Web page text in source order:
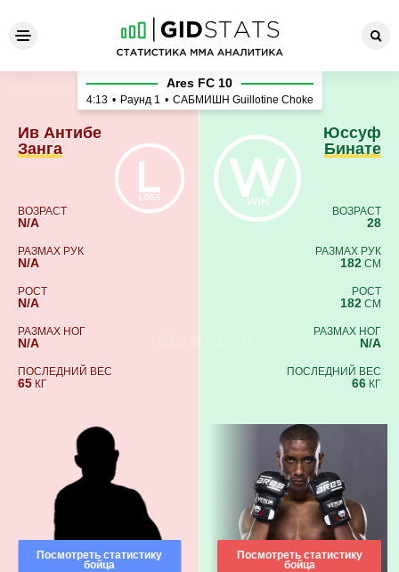
Ив Антибе Занга - Юссуф
Ив Антибе
Занга
ВОЗРАСТ
N/A
РАЗМАХ РУК
N/A
РОСТ
N/A
РАЗМАХ НОГ
N/A
ПОСЛЕДНИЙ ВЕС
65 КГ
Посмотреть статистику
бойца
Ares FC 10
4:13 • Раунд 1 • САБМИШН Guillotine Choke
Юссуф
Бинате
ВОЗРАСТ
28
РАЗМАХ РУК
182 СМ
РОСТ
182 СМ
РАЗМАХ НОГ
N/A
ПОСЛЕДНИЙ ВЕС
66 КГ
Посмотреть статистику
бойца